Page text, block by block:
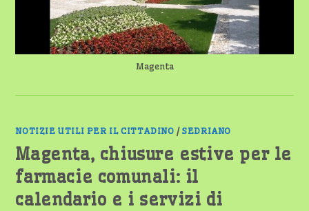
Magenta
NOTIZIE UTILI PER IL CITTADINO /SEDRIANO
Magenta, chiusure estive per le
farmacie comunali: il
calendario e i servizi di